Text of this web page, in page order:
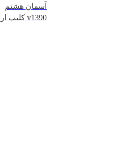
آسمان هشتم
کلیپ اربعین v1390